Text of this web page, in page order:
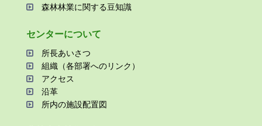
森林林業に関する⾖知識
センターについて
所⻑あいさつ
組織（各部署へのリンク）
アクセス
沿⾰
所内の施設配置図